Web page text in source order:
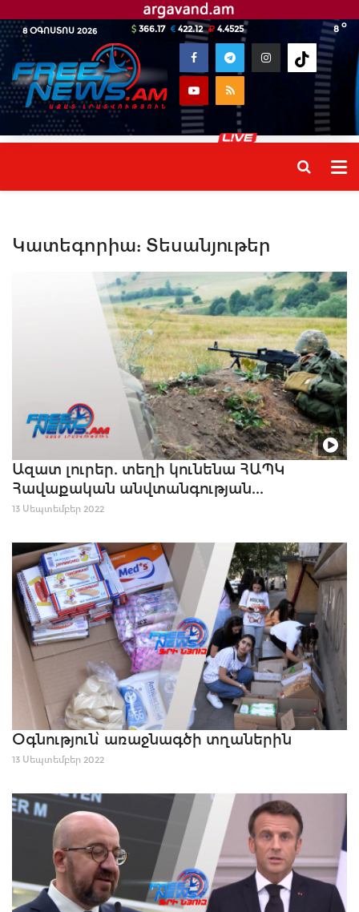
8 ՕԳՈՍՏՈՍ 2026 8 o
366.17 422.12 4.4525
Կատեգորիա: Տեսանյութեր
Ազատ լուրեր. տեղի կունենա ՀԱՊԿ
Հավաքական անվտանգության...
13 Սեպտեմբեր 2022
Օգնություն՝ առաջնագծի տղաներին
13 Սեպտեմբեր 2022